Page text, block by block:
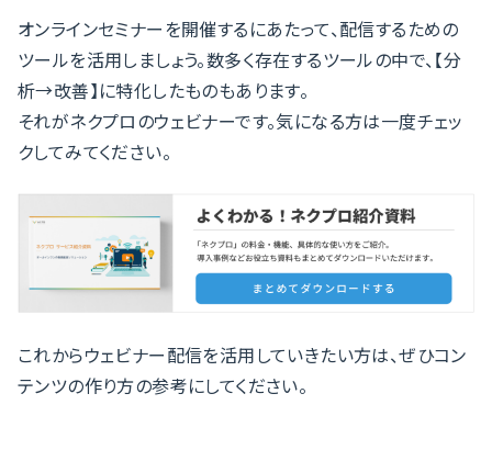
オンラインセミナーを開催するにあたって、配信するための
ツールを活用しましょう。数多く存在するツールの中で、【分
析→改善】に特化したものもあります。
それがネクプロのウェビナーです。気になる方は一度チェッ
クしてみてください。
これからウェビナー配信を活用していきたい方は、ぜひコン
テンツの作り方の参考にしてください。